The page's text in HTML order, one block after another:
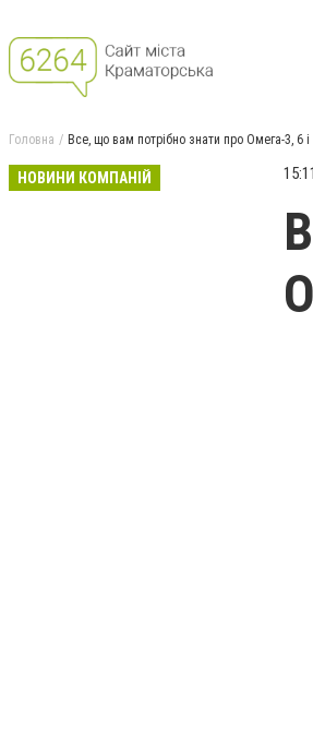
Головна Все, що вам потрібно знати про Омега-3, 6 і
НОВИНИ КОМПАНІЙ